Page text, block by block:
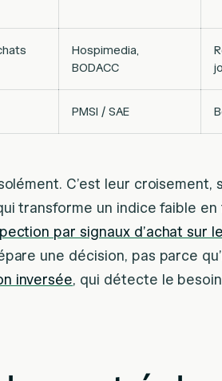
Hospimedia,
BODACC
PMSI / SAE
C’est leur croisement,
transforme un indice faible
par signaux d’achat sur
une décision, pas parce
inversée, qui détecte le